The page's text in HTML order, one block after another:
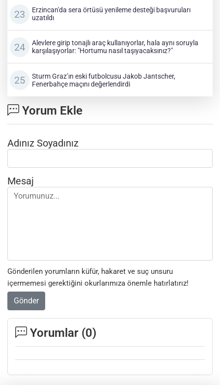
Erzincan'da sera örtüsü yenileme desteği başvuruları
uzatıldı
Alevlere girip tonajlı araç kullanıyorlar, hala aynı soruyla
karşılaşıyorlar: "Hortumu nasıl taşıyacaksınız?"
Sturm Graz’ın eski futbolcusu Jakob Jantscher,
Fenerbahçe maçını değerlendirdi
Yorum Ekle
Adınız Soyadınız
Mesaj
Gönderilen yorumların küfür, hakaret ve suç unsuru
içermemesi gerektiğini okurlarımıza önemle hatırlatırız!
Gönder
Yorumlar (0)